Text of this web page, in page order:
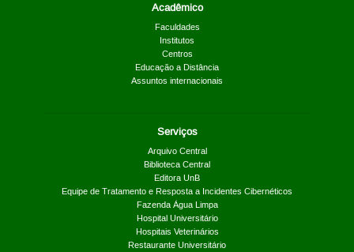
Acadêmico
Faculdades
Institutos
Centros
Educação a Distância
Assuntos internacionais
Serviços
Arquivo Central
Biblioteca Central
Editora UnB
Equipe de Tratamento e Resposta a Incidentes Cibernéticos
Fazenda Água Limpa
Hospital Universitário
Hospitais Veterinários
Restaurante Universitário